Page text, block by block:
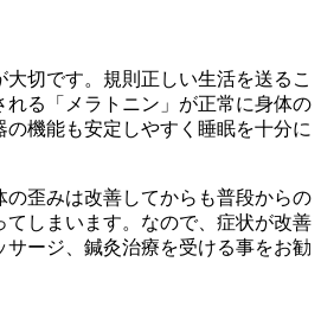
切です。規則正しい生活を送るこ
れる「メラトニン」が正常に身体の
の機能も安定しやすく睡眠を十分に
の歪みは改善してからも普段からの
てしまいます。なので、症状が改善
サージ、鍼灸治療を受ける事をお勧